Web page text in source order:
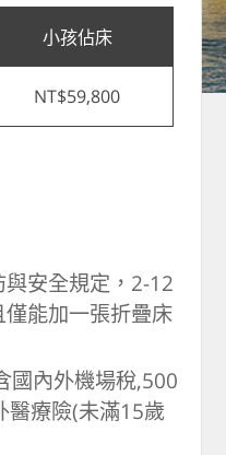
小孩佔床
NT$59,800
安全規定，2-12
能加一張折疊床
國內外機場稅,500
醫療險(未滿15歲